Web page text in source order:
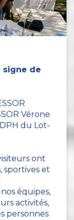
signe de
Vérone
du Lot-
ont
sportives et
équipes,
activités,
personnes